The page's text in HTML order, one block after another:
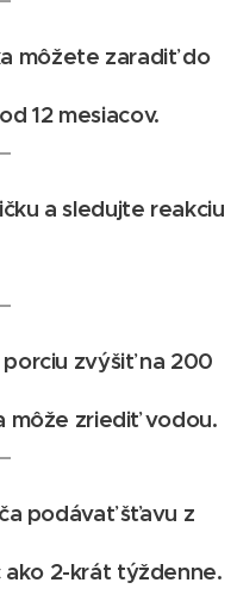
môžete zaradiť do
12 mesiacov.
a sledujte reakciu
zvýšiť na 200
môže zriediť vodou.
podávať šťavu z
2-krát týždenne.